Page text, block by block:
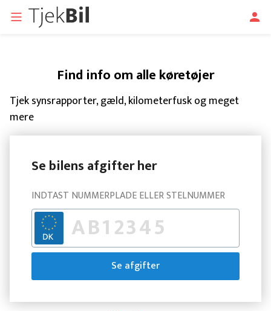
Find info om alle køretøjer
Tjek synsrapporter, gæld, kilometerfusk og meget
mere
Se bilens afgifter her
INDTAST NUMMERPLADE ELLER STELNUMMER
Se afgifter